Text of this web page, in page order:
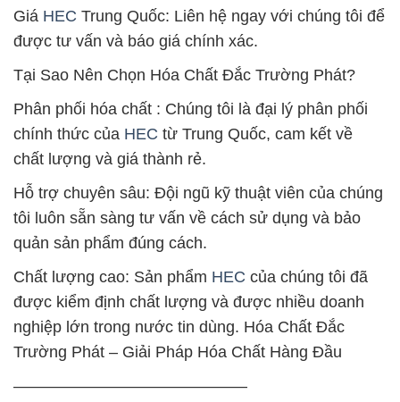
Giá HEC Trung Quốc: Liên hệ ngay với chúng tôi để
được tư vấn và báo giá chính xác.
Tại Sao Nên Chọn Hóa Chất Đắc Trường Phát?
Phân phối hóa chất : Chúng tôi là đại lý phân phối
chính thức của HEC từ Trung Quốc, cam kết về
chất lượng và giá thành rẻ.
Hỗ trợ chuyên sâu: Đội ngũ kỹ thuật viên của chúng
tôi luôn sẵn sàng tư vấn về cách sử dụng và bảo
quản sản phẩm đúng cách.
Chất lượng cao: Sản phẩm HEC của chúng tôi đã
được kiểm định chất lượng và được nhiều doanh
nghiệp lớn trong nước tin dùng. Hóa Chất Đắc
Trường Phát – Giải Pháp Hóa Chất Hàng Đầu
——————————————–